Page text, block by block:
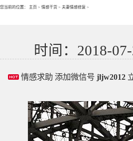
您当前的位置： 主页 > 情感干货 > 夫妻情感修复 >
时间：2018-
情感求助 添加微信号 jljw2012